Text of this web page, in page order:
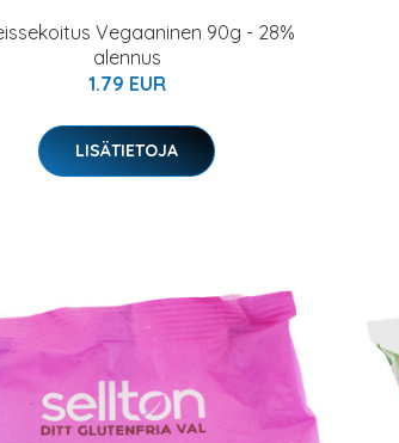
Vegaaninen 90g - 28%
alennus
1.79 EUR
LISÄTIETOJA